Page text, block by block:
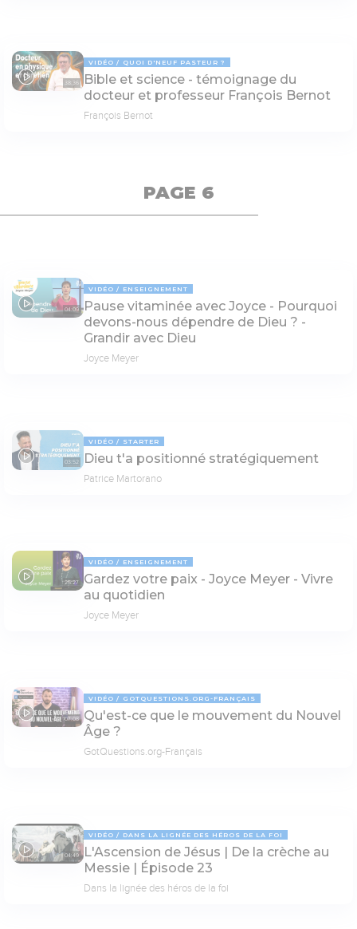
38:36
VIDÉO QUOI D'NEUF PASTEUR ?
Bible et science - témoignage du
docteur et professeur François Bernot
François Bernot
PAGE 6
04:09
VIDÉO ENSEIGNEMENT
Pause vitaminée avec Joyce - Pourquoi
devons-nous dépendre de Dieu ? -
Grandir avec Dieu
Joyce Meyer
03:52
VIDÉO STARTER
Dieu t'a positionné stratégiquement
Patrice Martorano
25:27
VIDÉO ENSEIGNEMENT
Gardez votre paix - Joyce Meyer - Vivre
au quotidien
Joyce Meyer
07:08
VIDÉO GOTQUESTIONS.ORG-FRANÇAIS
Qu'est-ce que le mouvement du Nouvel
Âge ?
GotQuestions.org-Français
04:49
VIDÉO DANS LA LIGNÉE DES HÉROS DE LA FOI
L'Ascension de Jésus | De la crèche au
Messie | Épisode 23
Dans la lignée des héros de la foi